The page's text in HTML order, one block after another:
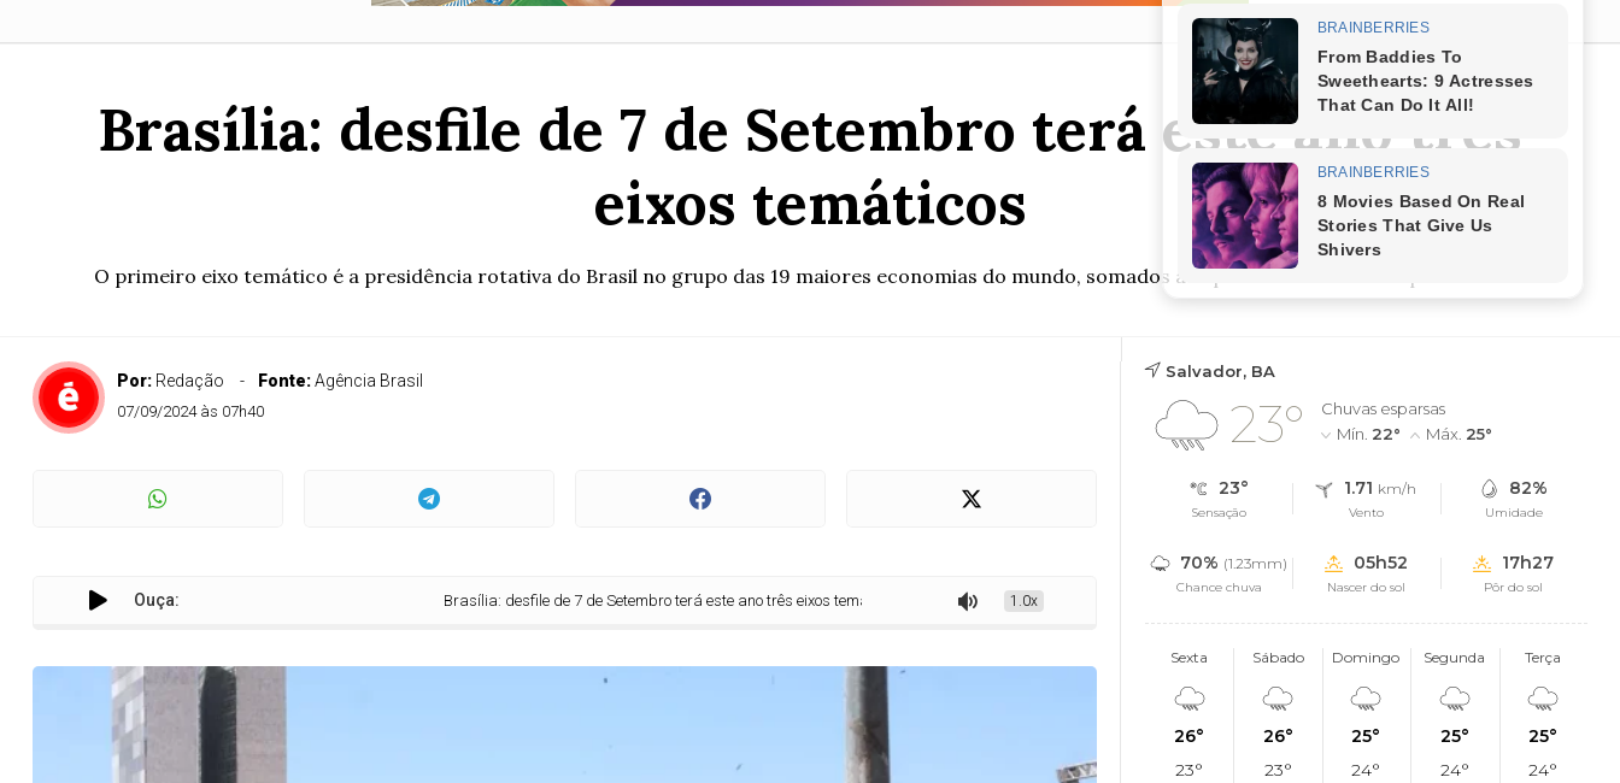
Brasília: desfile de 7 de Setembro terá este ano três
eixos temáticos
O primeiro eixo temático é a presidência rotativa do Brasil no grupo das 19 maiores economias do mundo, somados aos países da União Europeia e Uniã...
Por: Redação Fonte:Agência Brasil
07/09/2024 às 07h40
Ouça: Brasília: desfile de 7 de Setembro terá este ano três eixos temáticos 1.0x
Salvador, BA
23°
Chuvas esparsas
Mín. 22° Máx. 25°
23°
Sensação
1.71 km/h
Vento
82%
Umidade
70% (1.23mm)
Chance chuva
05h52
Nascer do sol
17h27
Pôr do sol
Sexta
26°
23°
Sábado
26°
23°
Domingo
25°
24°
Segunda
25°
24°
Terça
25°
24°